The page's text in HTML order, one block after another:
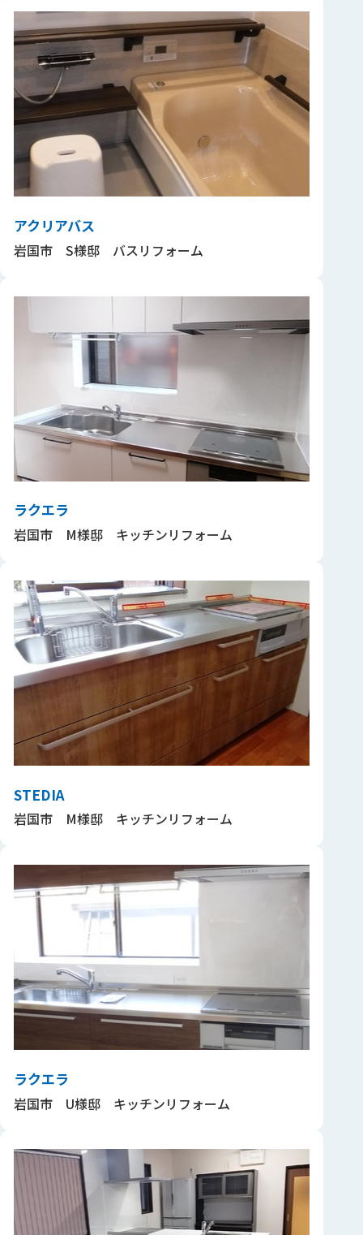
アクリアバス
岩国市 S様邸 バスリフォーム
ラクエラ
岩国市 M様邸 キッチンリフォーム
STEDIA
岩国市 M様邸 キッチンリフォーム
ラクエラ
岩国市 U様邸 キッチンリフォーム